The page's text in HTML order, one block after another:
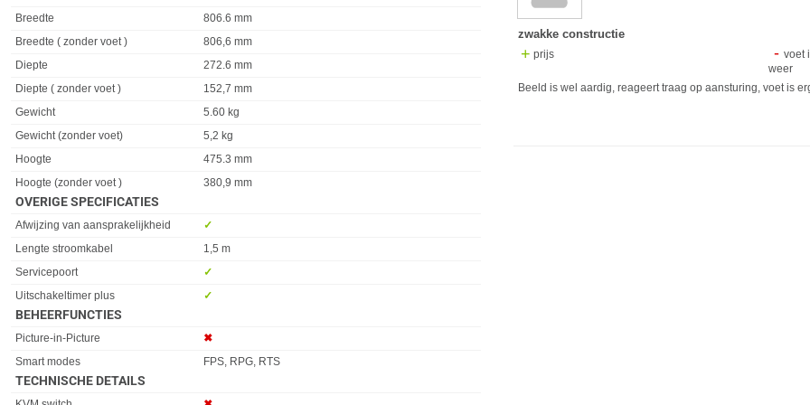
Eigenschap
Breedte
806.6 mm
Breedte ( zonder voet )
806,6 mm
Diepte
272.6 mm
Diepte ( zonder voet )
152,7 mm
Gewicht
5.60 kg
Gewicht (zonder voet)
5,2 kg
Hoogte
475.3 mm
Hoogte (zonder voet )
380,9 mm
OVERIGE SPECIFICATIES
Eigenschap Waarde
Afwijzing van aansprakelijkheid
✓︎
Lengte stroomkabel
1,5 m
Servicepoort
✓︎
Uitschakeltimer plus
✓︎
BEHEERFUNCTIES
Eigenschap Waarde
Picture-in-Picture
✖︎
Smart modes
FPS, RPG, RTS
TECHNISCHE DETAILS
zwakke constructie
prijs
voet
weer
Beeld is wel aardig, reageert traag op aansturing, voet is